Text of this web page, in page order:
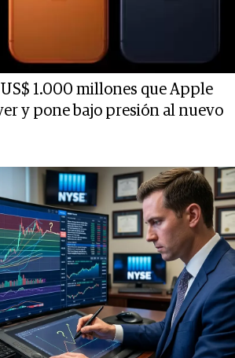
1.000 millones que Apple
y pone bajo presión al nuevo